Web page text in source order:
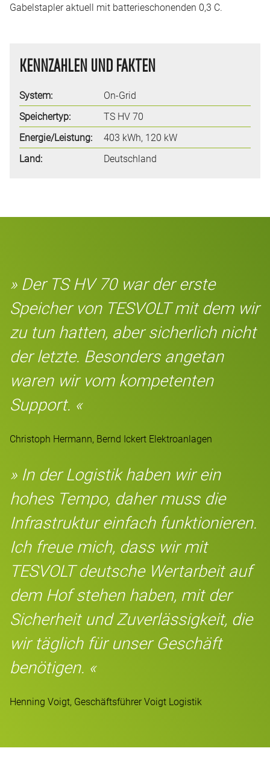
Gabelstapler aktuell mit batterieschonenden 0,3 C.
KENNZAHLEN UND FAKTEN
System:
On-Grid
Speichertyp:
TS HV 70
Energie/Leistung:
403 kWh, 120 kW
Land:
Deutschland
» Der TS HV 70 war der erste
Speicher von TESVOLT mit dem wir
zu tun hatten, aber sicherlich nicht
der letzte. Besonders angetan
waren wir vom kompetenten
Support. «
Christoph Hermann, Bernd Ickert Elektroanlagen
» In der Logistik haben wir ein
hohes Tempo, daher muss die
Infrastruktur einfach funktionieren.
Ich freue mich, dass wir mit
TESVOLT deutsche Wertarbeit auf
dem Hof stehen haben, mit der
Sicherheit und Zuverlässigkeit, die
wir täglich für unser Geschäft
benötigen. «
Henning Voigt, Geschäftsführer Voigt Logistik